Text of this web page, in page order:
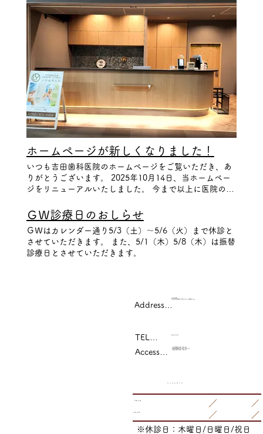
日（木） 臨時診療日 となります。 通常休診日の木曜日
なので、お時間のご希望に沿いやすく 予約も取りやすく
なっております。 また、水曜日・金曜日の17時以降も
予約枠のみある場合がございます。 詳しくはお問い合わ
せください。
ホームページが新しくなりました！
いつも吉田歯科医院のホームページをご覧いただき、あ
りがとうございます。 2025年10月14日、当ホームペー
ジをリニューアルいたしました。 今まで以上に医院の情
しくお願いいたします。
ＧＷ診療日のおしらせ
ＧＷはカレンダー通り5/3（土）～5/6（火）まで休診と
させていただきます。 また、5/1（木）5/8（木）は振替
診療日とさせていただきます。
Address…
TEL…
・JR大和路線王寺駅 徒歩4分
・近鉄田原本線新王寺駅 徒歩４分
​・近鉄生駒線王寺駅 徒歩7分
Access…
※休診日：木曜日/日曜日/祝日
9:00～13:00
14:30～19:00